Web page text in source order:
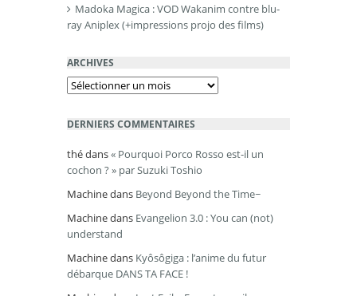
Madoka Magica : VOD Wakanim contre blu-
ray Aniplex (+impressions projo des films)
ARCHIVES
Archives
DERNIERS COMMENTAIRES
thédans« Pourquoi Porco Rosso est-il un
cochon ? » par Suzuki Toshio
Machinedans Beyond Beyond the Time~
Machinedans Evangelion 3.0 : You can (not)
understand
Machinedans Kyôsôgiga : l’anime du futur
débarque DANS TA FACE !